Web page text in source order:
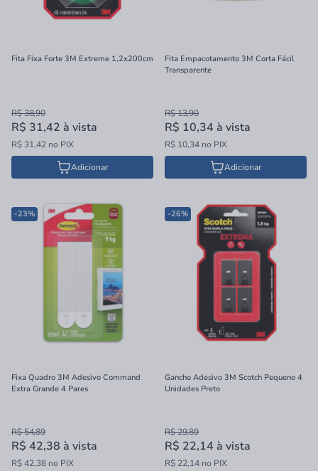
Fita Fixa Forte 3M Extreme 1,2x200cm
R$ 38,90
R$ 31,42 à vista
R$ 31,42 no PIX
Adicionar
Fita Empacotamento 3M Corta Fácil
Transparente
R$ 13,90
R$ 10,34 à vista
R$ 10,34 no PIX
Adicionar
-23%
Fixa Quadro 3M Adesivo Command
Extra Grande 4 Pares
R$ 54,89
R$ 42,38 à vista
R$ 42,38 no PIX
-26%
Gancho Adesivo 3M Scotch Pequeno 4
Unidades Preto
R$ 29,89
R$ 22,14 à vista
R$ 22,14 no PIX